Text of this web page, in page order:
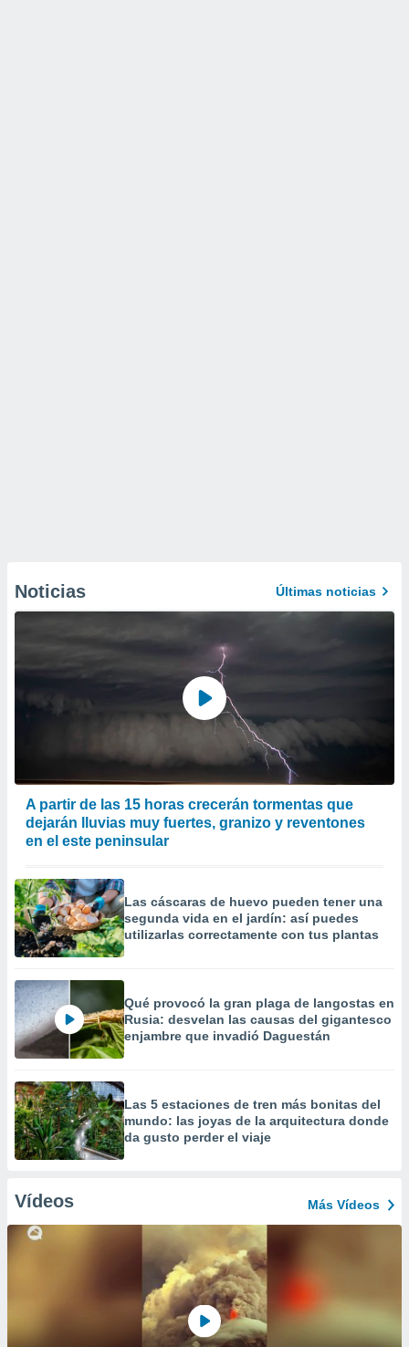
Noticias Últimas noticias
A partir de las 15 horas crecerán tormentas que
dejarán lluvias muy fuertes, granizo y reventones
en el este peninsular
Las cáscaras de huevo pueden tener una
segunda vida en el jardín: así puedes
utilizarlas correctamente con tus plantas
Qué provocó la gran plaga de langostas en
Rusia: desvelan las causas del gigantesco
enjambre que invadió Daguestán
Las 5 estaciones de tren más bonitas del
mundo: las joyas de la arquitectura donde
da gusto perder el viaje
Vídeos Más Vídeos